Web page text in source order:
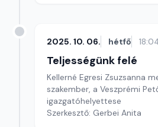
2025. 10. 06. hétfő
Teljességünk felé
Kellerné Egresi Zsuzsanna
szakember, a Veszprémi
igazgatóhelyettese
Szerkesztő: Gerbei Anita